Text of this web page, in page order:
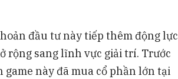
đầu tư này tiếp thêm động lực
rộng sang lĩnh vực giải trí. Trước
game này đã mua cổ phần lớn tại